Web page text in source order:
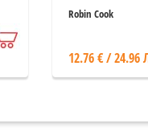
Robin Cook
12.76 € / 24.96